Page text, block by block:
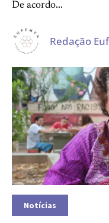
De acordo...
Redação
Notícias